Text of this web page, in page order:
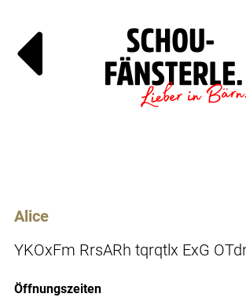
Alice
YKOxFm RrsARh tqrqtlx ExG
Öffnungszeiten